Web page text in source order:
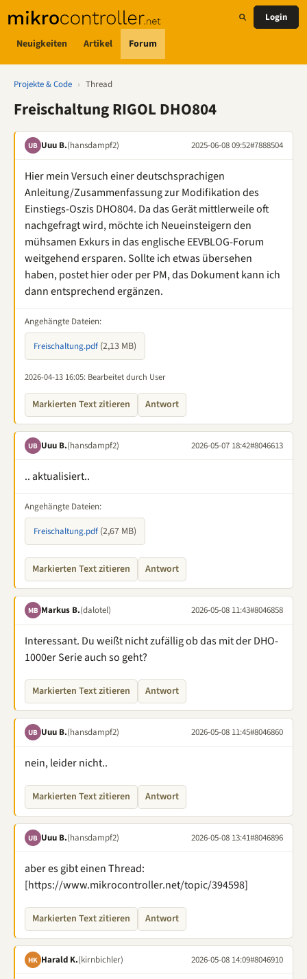
Neuigkeiten Artikel Forum
Login
Projekte & Code › Thread
Freischaltung RIGOL DHO804
UB Uuu B.(hansdampf2) 2025-06-08 09:52#7888504
Hier mein Versuch einer deutschsprachigen
Anleitung/Zusammenfassung zur Modifikation des
Einstiegs-Oszis DHO804. Da das Gerät mittlerweile oft
nachgefragt wird, möchte ich Neueinsteigern den
mühsamen Exkurs in das englische EEVBLOG-Forum
weitgehend ersparen. Sollte ich etwas übersehen
haben, postet hier oder per PM, das Dokument kann ich
dann entsprechend ergänzen.
Angehängte Dateien:
Freischaltung.pdf (2,13 MB)
2026-04-13 16:05: Bearbeitet durch User
Markierten Text zitieren Antwort
UB Uuu B.(hansdampf2) 2026-05-07 18:42#8046613
.. aktualisiert..
Angehängte Dateien:
Freischaltung.pdf (2,67 MB)
Markierten Text zitieren Antwort
MB Markus B.(dalotel) 2026-05-08 11:43#8046858
Interessant. Du weißt nicht zufällig ob das mit der DHO-
1000er Serie auch so geht?
Markierten Text zitieren Antwort
UB Uuu B.(hansdampf2) 2026-05-08 11:45#8046860
nein, leider nicht..
Markierten Text zitieren Antwort
UB Uuu B.(hansdampf2) 2026-05-08 13:41#8046896
aber es gibt einen Thread:
[https://www.mikrocontroller.net/topic/394598]
Markierten Text zitieren Antwort
HK Harald K.(kirnbichler) 2026-05-08 14:09#8046910